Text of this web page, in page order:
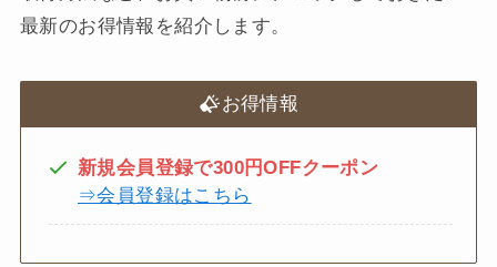
最新のお得情報を紹介します。
お得情報
新規会員登録で300円OFFクーポン
⇒会員登録はこちら